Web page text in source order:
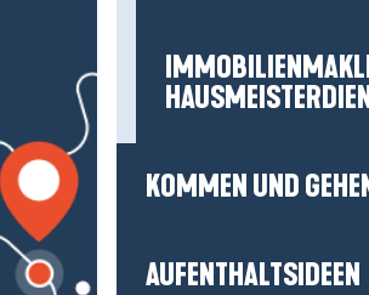
KOMMEN UND
AUFENTHALTSIDEEN